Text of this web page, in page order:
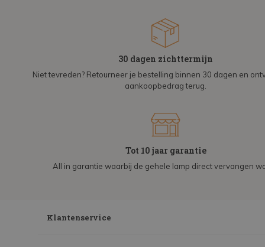
30 dagen zichttermijn
Niet tevreden? Retourneer je bestelling binnen 30 dagen en
aankoopbedrag terug.
Tot 10 jaar garantie
All in garantie waarbij de gehele lamp direct vervangen
Klantenservice